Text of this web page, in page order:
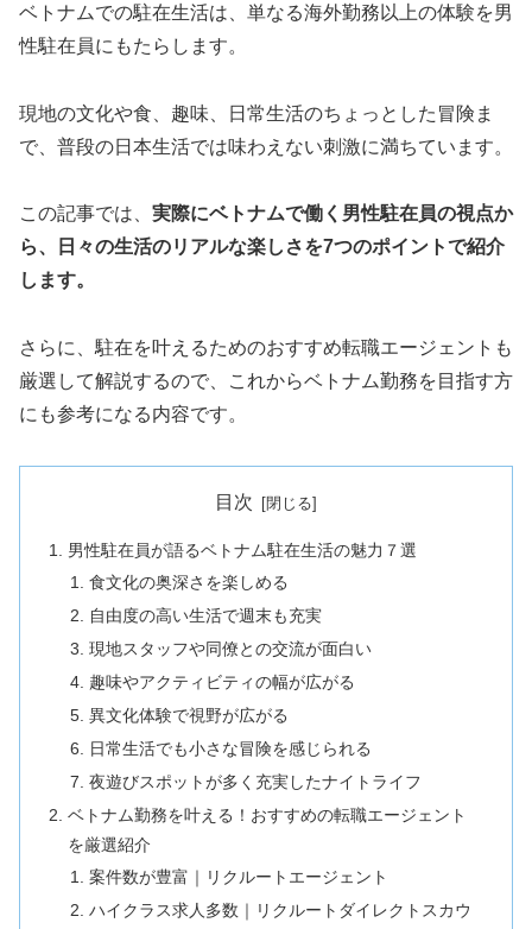
ベトナムでの駐在生活は、単なる海外勤務以上の体験を男
性駐在員にもたらします。
現地の文化や食、趣味、日常生活のちょっとした冒険ま
で、普段の日本生活では味わえない刺激に満ちています。
この記事では、 実際にベトナムで働く男性駐在員の視点か
ら、日々の生活のリアルな楽しさを7つのポイントで紹介
します。
さらに、駐在を叶えるためのおすすめ転職エージェントも
厳選して解説するので、これからベトナム勤務を目指す方
にも参考になる内容です。
目次
男性駐在員が語るベトナム駐在生活の魅力７選
食文化の奥深さを楽しめる
自由度の高い生活で週末も充実
現地スタッフや同僚との交流が面白い
趣味やアクティビティの幅が広がる
異文化体験で視野が広がる
日常生活でも小さな冒険を感じられる
夜遊びスポットが多く充実したナイトライフ
ベトナム勤務を叶える！おすすめの転職エージェント
を厳選紹介
案件数が豊富｜リクルートエージェント
ハイクラス求人多数｜リクルートダイレクトスカウ